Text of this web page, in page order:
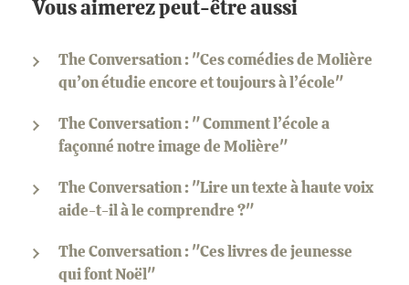
Vous aimerez peut-être aussi
The Conversation : "Ces comédies de Molière
qu’on étudie encore et toujours à l’école"
The Conversation : " Comment l’école a
façonné notre image de Molière"
The Conversation : "Lire un texte à haute voix
aide-t-il à le comprendre ?"
The Conversation : "Ces livres de jeunesse
qui font Noël"